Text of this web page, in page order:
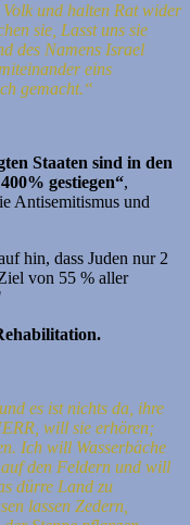
und halten Rat wider
sie, Lasst uns sie
des Namens Israel
eins
gemacht.“
Staaten sind in den
gestiegen“,
Antisemitismus und
hin, dass Juden nur 2
von 55 % aller
es ist nichts da, ihre
will sie erhören;
Ich will Wasserbäche
den Feldern und will
dürre Land zu
lassen Zedern,